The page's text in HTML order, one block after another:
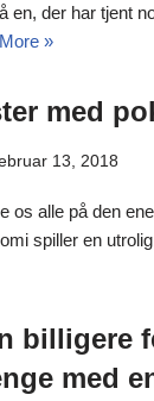
en, der har tjent
»
med
13, 2018
os alle på den
spiller en
billigere
med